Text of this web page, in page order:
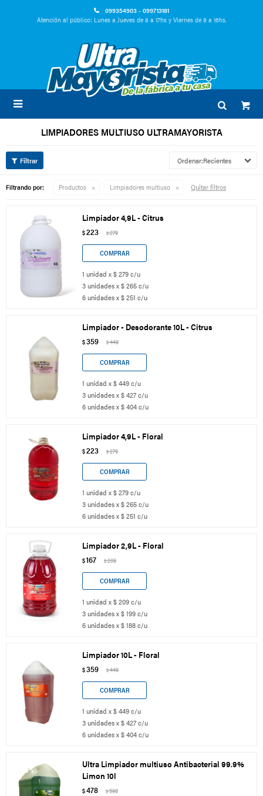
099354903 - 099713181
Atención al público: Lunes a Jueves de 8 a 17hs y Viernes de 8 a 16hs.

LIMPIADORES MULTIUSO ULTRAMAYORISTA
Recientes
Filtrando por: Productos Limpiadores multiuso Quitar filtros
Limpiador 4,9L - Citrus
$223 $279
1 unidad x $ 279 c/u
3 unidades x $ 265 c/u
6 unidades x $ 251 c/u
Limpiador - Desodorante 10L - Citrus
$359 $449
1 unidad x $ 449 c/u
3 unidades x $ 427 c/u
6 unidades x $ 404 c/u
Limpiador 4,9L - Floral
$223 $279
1 unidad x $ 279 c/u
3 unidades x $ 265 c/u
6 unidades x $ 251 c/u
Limpiador 2,9L - Floral
$167 $209
1 unidad x $ 209 c/u
3 unidades x $ 199 c/u
6 unidades x $ 188 c/u
Limpiador 10L - Floral
$359 $449
1 unidad x $ 449 c/u
3 unidades x $ 427 c/u
6 unidades x $ 404 c/u
Ultra Limpiador multiuso Antibacterial 99.9%
Limon 10l
$478 $598